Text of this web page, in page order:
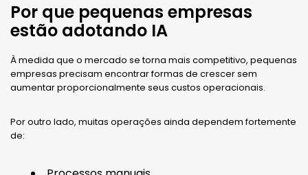
Por que pequenas empresas
estão adotando IA
À medida que o mercado se torna mais competitivo, pequenas
empresas precisam encontrar formas de crescer sem
aumentar proporcionalmente seus custos operacionais.
Por outro lado, muitas operações ainda dependem fortemente
de: